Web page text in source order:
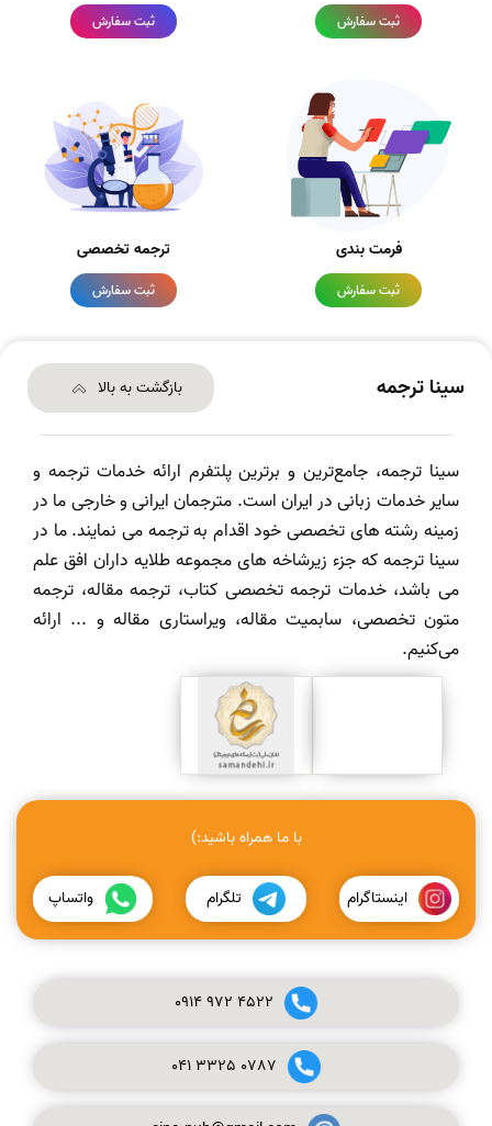
ثبت سفارش ثبت سفارش
فرمت بندی
ثبت سفارش
ترجمه تخصصی
ثبت سفارش
سینا ترجمه بازگشت به بالا
سینا ترجمه، جامع‌ترین و برترین پلتفرم ارائه خدمات ترجمه و
سایر خدمات زبانی در ایران است. مترجمان ایرانی و خارجی ما در
زمینه رشته های تخصصی خود اقدام به ترجمه می نمایند. ما در
سینا ترجمه که جزء زیرشاخه های مجموعه طلایه داران افق علم
می باشد، خدمات ترجمه تخصصی کتاب، ترجمه مقاله، ترجمه
متون تخصصی، سابمیت مقاله، ویراستاری مقاله و ... ارائه
می‌کنیم.
با ما همراه باشید:)
اینستاگرام تلگرام واتساپ
0914972 4522
041 3325 0787